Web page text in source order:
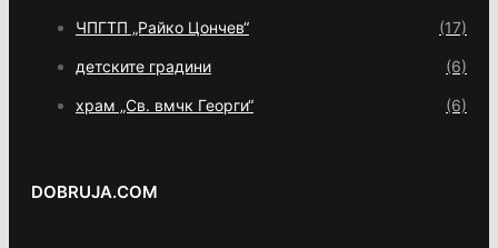
ЧПГТП „Райко Цончев“ (17)
детските градини (6)
храм „Св. вмчк Георги“ (6)
DOBRUJA.COM